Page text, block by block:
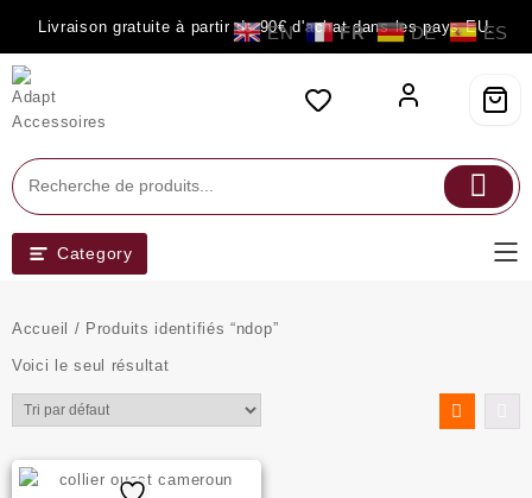
content
Livraison gratuite à partir de 90€ d'achat dans les pays EU.
Category
Accueil / Produits identifiés “ndop”
Voici le seul résultat
EN FR DE ES